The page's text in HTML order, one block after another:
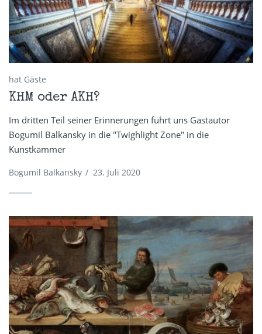
hat Gäste
KHM oder AKH?
Im dritten Teil seiner Erinnerungen führt uns Gastautor
Bogumil Balkansky in die "Twighlight Zone" in die
Kunstkammer
Bogumil Balkansky / 23. Juli 2020